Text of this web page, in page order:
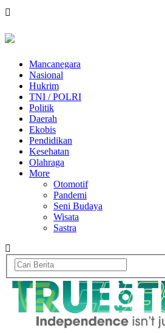
Mancanegara
Nasional
Hukrim
TNI / POLRI
Politik
Daerah
Ekobis
Pendidikan
Kesehatan
Olahraga
More
Otomotif
Pandemi
Seni Budaya
Wisata
Sastra